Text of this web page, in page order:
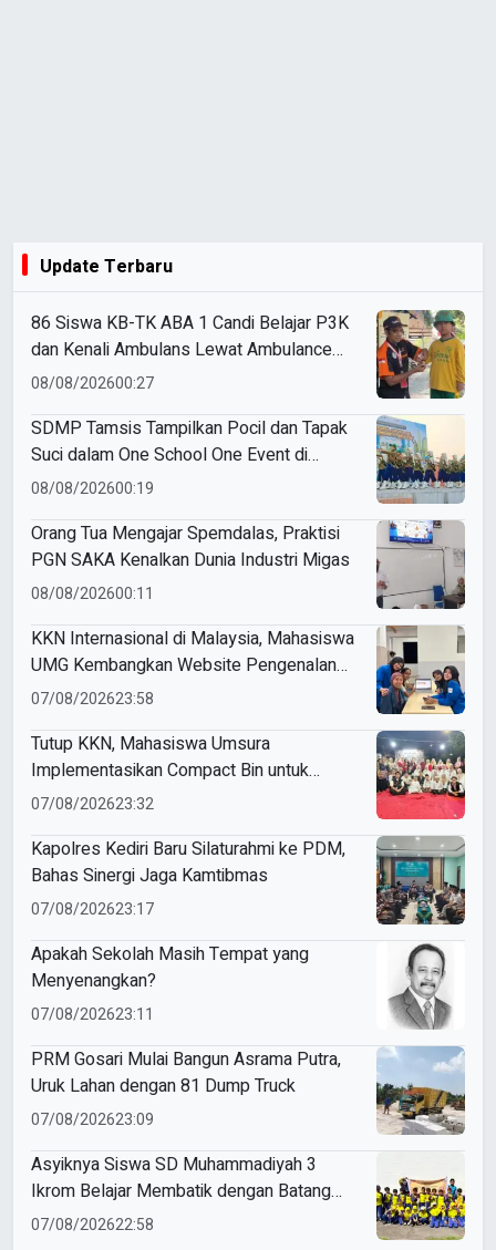
Update Terbaru
86 Siswa KB-TK ABA 1 Candi Belajar P3K
dan Kenali Ambulans Lewat Ambulance
Goes to Schools
08/08/202600:27
SDMP Tamsis Tampilkan Pocil dan Tapak
Suci dalam One School One Event di
Mojokerto
08/08/202600:19
Orang Tua Mengajar Spemdalas, Praktisi
PGN SAKA Kenalkan Dunia Industri Migas
08/08/202600:11
KKN Internasional di Malaysia, Mahasiswa
UMG Kembangkan Website Pengenalan
Budaya Indonesia
07/08/202623:58
Tutup KKN, Mahasiswa Umsura
Implementasikan Compact Bin untuk
Sampah Anorganik di Ketabang
07/08/202623:32
Kapolres Kediri Baru Silaturahmi ke PDM,
Bahas Sinergi Jaga Kamtibmas
07/08/202623:17
Apakah Sekolah Masih Tempat yang
Menyenangkan?
07/08/202623:11
PRM Gosari Mulai Bangun Asrama Putra,
Uruk Lahan dengan 81 Dump Truck
07/08/202623:09
Asyiknya Siswa SD Muhammadiyah 3
Ikrom Belajar Membatik dengan Batang
Pakcoy
07/08/202622:58